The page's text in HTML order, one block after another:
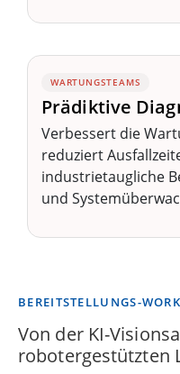
WARTUNGSTEAMS
Prädiktive
Verbessert die
reduziert
industrietaugliche
und
BEREITSTELLUNGS-
Von der KI-
robotergestützten